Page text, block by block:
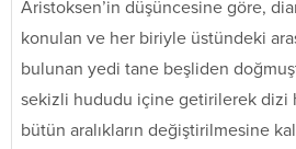
Aristoksen’in düşüncesine göre,
konulan ve her biriyle üstündeki
bulunan yedi tane beşliden
sekizli hududu içine getirilerek dizi
bütün aralıkların değiştirilmesine